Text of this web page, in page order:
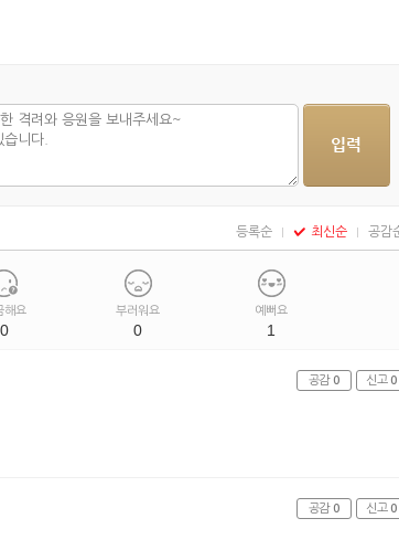
등록순 최신순 공감
해요
0
부러워요
0
예뻐요
1
공감 0 신고 0
공감 0 신고 0